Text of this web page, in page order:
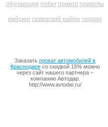
обучающее побег прикол приколы
рейсинг северский район теория
Заказать прокат автомобилей в
Краснодаресо скидкой 15% можно
через сайт нашего партнера –
компанию Автодар.
http://www.avtodar.ru/